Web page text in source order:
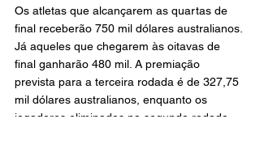
Os atletas que alcançarem as quartas de
final receberão 750 mil dólares australianos.
Já aqueles que chegarem às oitavas de
final ganharão 480 mil. A premiação
prevista para a terceira rodada é de 327,75
mil dólares australianos, enquanto os
jogadores eliminados na segunda rodada